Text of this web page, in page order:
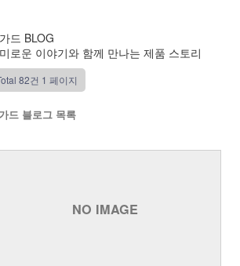
드 BLOG
로운 이야기와 함께 만나는 제품 스토리
82건 1 페이지
드 블로그 목록
NO IMAGE